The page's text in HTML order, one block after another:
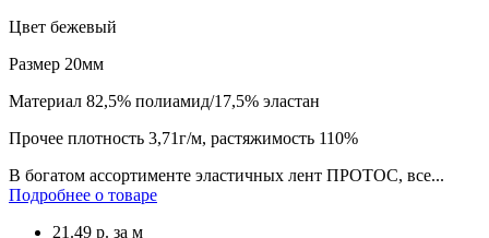
Цвет бежевый
Размер 20мм
Материал 82,5% полиамид/17,5% эластан
Прочее плотность 3,71г/м, растяжимость 110%
В богатом ассортименте эластичных лент ПРОТОС, все...
Подробнее о товаре
21.49 р. за м